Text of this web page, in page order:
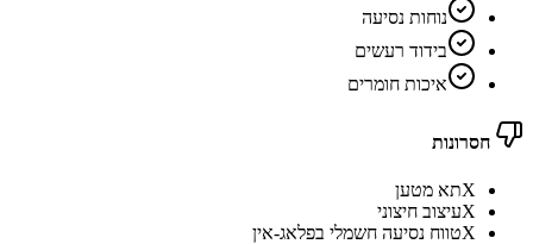
נוחות נסיעה
בידוד רעשים
איכות חומרים
חסרונות
Xתא מטען
Xעיצוב חיצוני
Xטווח נסיעה חשמלי בפלאג-אין